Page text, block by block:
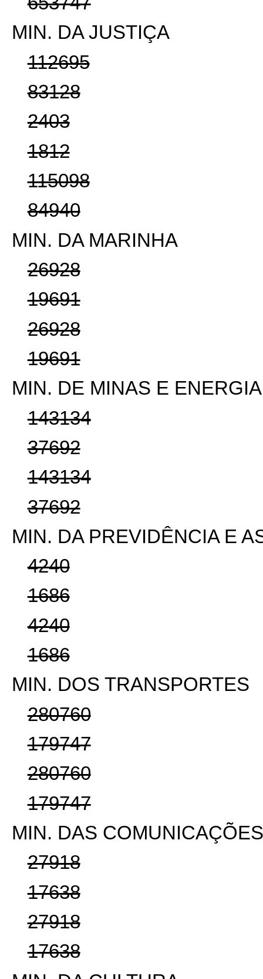
MIN. DA JUSTIÇA
112695
83128
2403
1812
115098
84940
MIN. DA MARINHA
26928
19691
26928
19691
MIN. DE MINAS E ENERGIA
143134
37692
143134
37692
MIN. DA PREVIDÊNCIA E
4240
1686
4240
1686
MIN. DOS TRANSPORTES
280760
179747
280760
179747
MIN. DAS COMUNICAÇÕES
27918
17638
27918
17638